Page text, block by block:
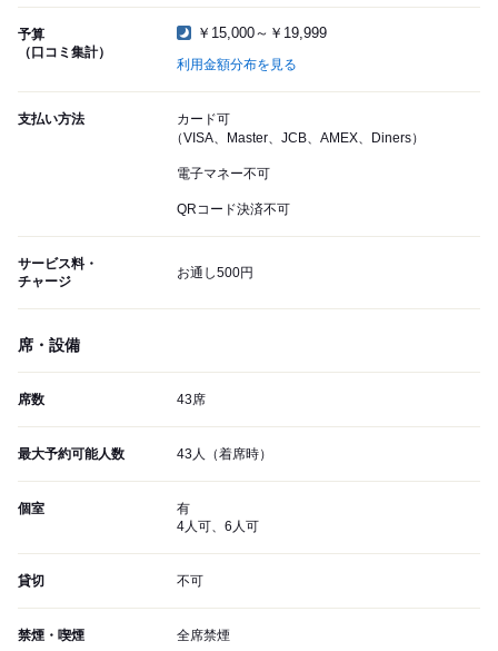
予算
（口コミ集計）
￥15,000～￥19,999
利用金額分布を見る
支払い方法
カード可
（VISA、Master、JCB、AMEX、Diners）
電子マネー不可
QRコード決済不可
サービス料・
チャージ
お通し500円
席・設備
席数 43席
最大予約可能人数 43人（着席時）
個室
有
4人可、6人可
貸切 不可
禁煙・喫煙 全席禁煙